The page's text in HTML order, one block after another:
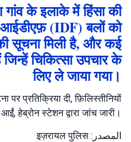
गांव के इलाके में हिंसा की
(IDF) बलों को
सूचना मिली है, और कई
चिकित्सा उपचार के
लिए ले जाया गया।
पर प्रतिक्रिया दी, फ़िलिस्तीनियों
हेब्रोन स्टेशन द्वारा जांच जारी।
المصدر: इज़रायल पुलिस